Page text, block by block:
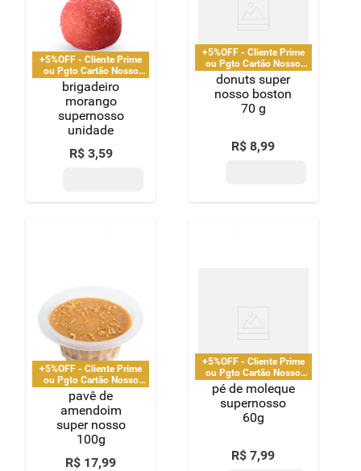
+5%OFF - Cliente Prime
ou Pgto Cartão Nosso
Pay
brigadeiro
morango
supernosso
unidade
R$ 3,59
+5%OFF - Cliente Prime
ou Pgto Cartão Nosso
Pay
donuts super
nosso boston
70 g
R$ 8,99
+5%OFF - Cliente Prime
ou Pgto Cartão Nosso
Pay
pavê de
amendoim
super nosso
100g
R$ 17,99
+5%OFF - Cliente Prime
ou Pgto Cartão Nosso
Pay
pé de moleque
supernosso
60g
R$ 7,99